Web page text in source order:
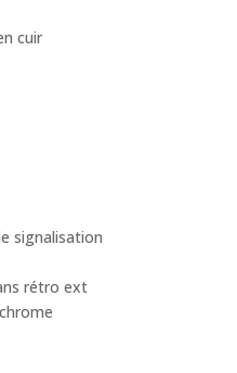
cuir
signalisation
rétro ext